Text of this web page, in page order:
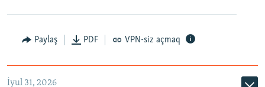
Paylaş PDF VPN-siz açmaq
İyul 31, 2026